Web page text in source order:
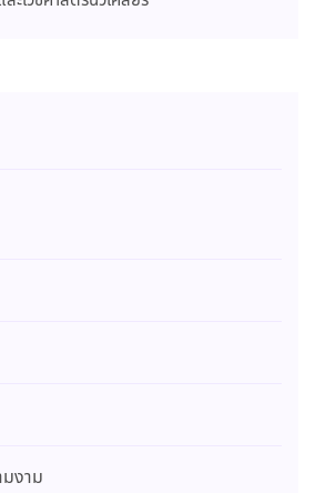
งาม